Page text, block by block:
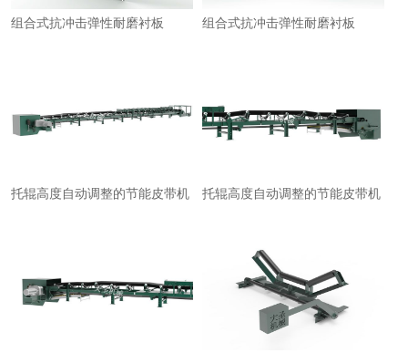
组合式抗冲击弹性耐磨衬板 组合式抗冲击弹性耐磨衬板
托辊高度自动调整的节能皮带机 托辊高度自动调整的节能皮带机